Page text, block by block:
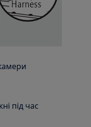
під час